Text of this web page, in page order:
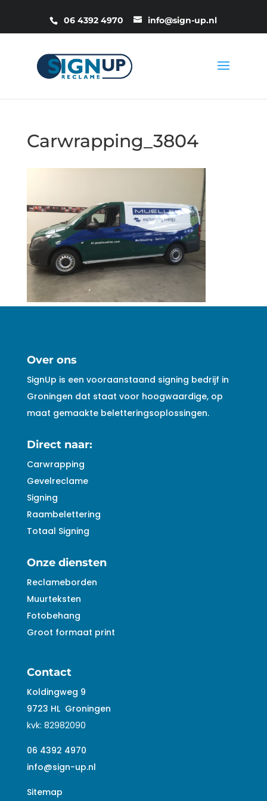
06 4392 4970 info@sign-up.nl
Carwrapping_3804
Over ons
SignUp is een vooraanstaand signing bedrijf in
Groningen dat staat voor hoogwaardige, op
maat gemaakte beletteringsoplossingen.
Direct naar:
Carwrapping
Gevelreclame
Signing
Raambelettering
Totaal Signing
Onze diensten
Reclameborden
Muurteksten
Fotobehang
Groot formaat print
Contact
Koldingweg 9
9723 HL Groningen
kvk: 82982090
06 4392 4970
info@sign-up.nl
Sitemap